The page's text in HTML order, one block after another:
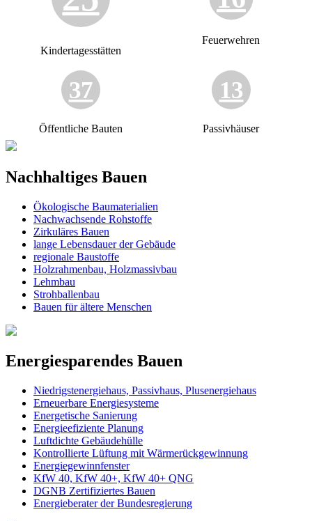
Kindertagesstätten
Feuerwehren
37
Öffentliche Bauten
13
Passivhäuser
Nachhaltiges Bauen
Ökologische Baumaterialien
Nachwachsende Rohstoffe
Zirkuläres Bauen
lange Lebensdauer der Gebäude
regionale Baustoffe
Holzrahmenbau, Holzmassivbau
Lehmbau
Strohballenbau
Bauen für ältere Menschen
Energiesparendes Bauen
Niedrigstenergiehaus, Passivhaus, Plusenergiehaus
Erneuerbare Energiesysteme
Energetische Sanierung
Energieefiziente Planung
Luftdichte Gebäudehülle
Kontrollierte Lüftung mit Wärmerückgewinnung
Energiegewinnfenster
KfW 40, KfW 40+, KfW 40+ QNG
DGNB Zertifiziertes Bauen
Energieberater der Bundesregierung